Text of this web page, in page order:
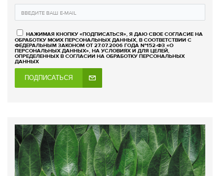
НАЖИМАЯ КНОПКУ «ПОДПИСАТЬСЯ», Я ДАЮ СВОЕ СОГЛАСИЕ НА
ОБРАБОТКУ МОИХ ПЕРСОНАЛЬНЫХ ДАННЫХ, В СООТВЕТСТВИИ С
ФЕДЕРАЛЬНЫМ ЗАКОНОМ ОТ 27.07.2006 ГОДА №152-ФЗ «О
ПЕРСОНАЛЬНЫХ ДАННЫХ», НА УСЛОВИЯХ И ДЛЯ ЦЕЛЕЙ,
ОПРЕДЕЛЕННЫХ В СОГЛАСИИ НА ОБРАБОТКУ ПЕРСОНАЛЬНЫХ
ДАННЫХ
ПОДПИСАТЬСЯ